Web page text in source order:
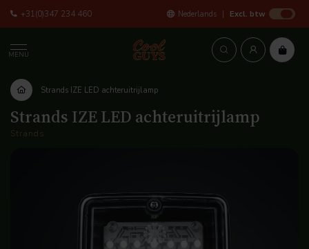
+31(0)347 234 460 Nederlands Excl. btw
MENU
Strands IZE LED achteruitrijlamp
Strands IZE LED achteruitrijlamp
Strands